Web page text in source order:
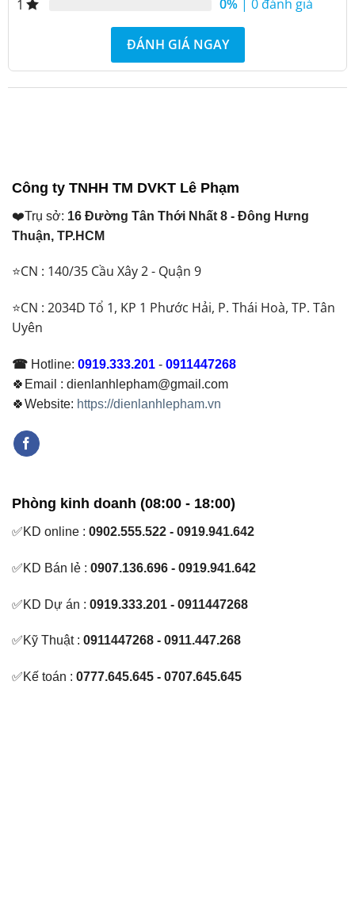
1
0% | 0 đánh giá
ĐÁNH GIÁ NGAY
Công ty TNHH TM DVKT Lê Phạm
❤️Trụ sở: 16 Đường Tân Thới Nhất 8 - Đông Hưng
Thuận, TP.HCM
⭐CN : 140/35 Cầu Xây 2 - Quận 9
⭐CN : 2034D Tổ 1, KP 1 Phước Hải, P. Thái Hoà, TP. Tân
Uyên
☎ Hotline: 0919.333.201 - 0911447268
🍀Email : dienlanhlepham@gmail.com
🍀Website: https://dienlanhlepham.vn
Phòng kinh doanh (08:00 - 18:00)
✅KD online : 0902.555.522 - 0919.941.642
✅KD Bán lẻ : 0907.136.696 - 0919.941.642
✅KD Dự án : 0919.333.201 - 0911447268
✅Kỹ Thuật : 0911447268 - 0911.447.268
✅Kế toán : 0777.645.645 - 0707.645.645